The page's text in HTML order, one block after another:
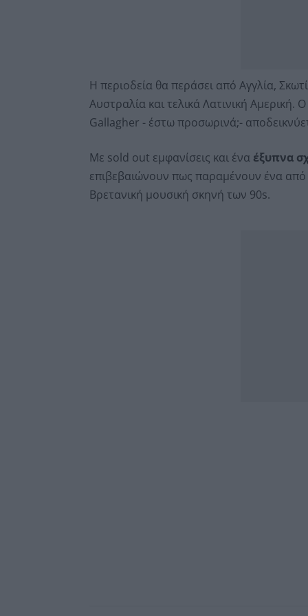
Η περιοδεία θα περάσει από Αγγλία,
Αυστραλία και τελικά Λατινική
Gallagher - έστω προσωρινά;-
Με sold out εμφανίσεις και ένα έξυπνα
επιβεβαιώνουν πως παραμένουν ένα από
Βρετανική μουσική σκηνή των 90s.